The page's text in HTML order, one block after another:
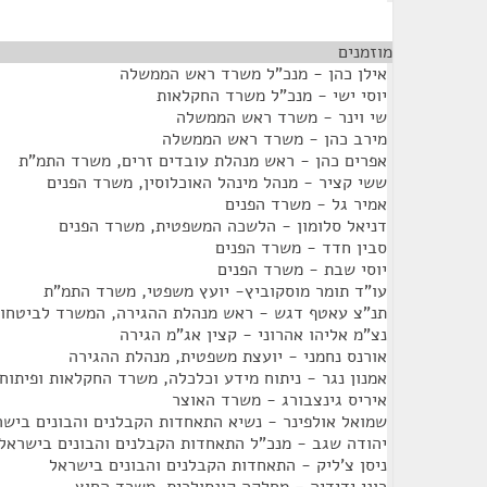
מוזמנים
אילן כהן - מנכ"ל משרד ראש הממשלה
יוסי ישי - מנכ"ל משרד החקלאות
שי וינר - משרד ראש הממשלה
מירב כהן - משרד ראש הממשלה
אפרים כהן - ראש מנהלת עובדים זרים, משרד התמ"ת
ששי קציר - מנהל מינהל האוכלוסין, משרד הפנים
אמיר גל - משרד הפנים
דניאל סלומון - הלשכה המשפטית, משרד הפנים
סבין חדד - משרד הפנים
יוסי שבת - משרד הפנים
עו"ד תומר מוסקוביץ- יועץ משפטי, משרד התמ"ת
תנ"צ עאטף דגש - ראש מנהלת ההגירה, המשרד
נצ"מ אליהו אהרוני - קצין אג"מ הגירה
אורנס נחמני - יועצת משפטית, מנהלת ההגירה
אמנון נגר - ניתוח מידע וכלכלה, משרד החקלאות
איריס גינצבורג - משרד האוצר
שמואל אולפינר - נשיא התאחדות הקבלנים והבונים
יהודה שגב - מנכ"ל התאחדות הקבלנים והבונים בישראל
ניסן צ'ליק - התאחדות הקבלנים והבונים בישראל